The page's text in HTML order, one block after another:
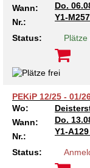
Wann:
Do.
Nr.:
Y1-M257
Status: Plätze
PEKiP 12/25 - 01/
Wo:
Wann:
Do.
Nr.:
Y1-A129
Status: